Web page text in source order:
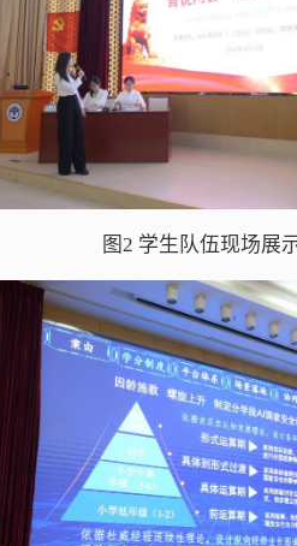
图2 学生队伍现场展